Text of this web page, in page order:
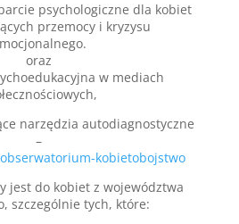
psychologiczne dla kobiet
przemocy i kryzysu
oraz
w mediach
narzędzia autodiagnostyczne
–
kobietobojstwo
jest do kobiet z województwa
szczególnie tych, które: